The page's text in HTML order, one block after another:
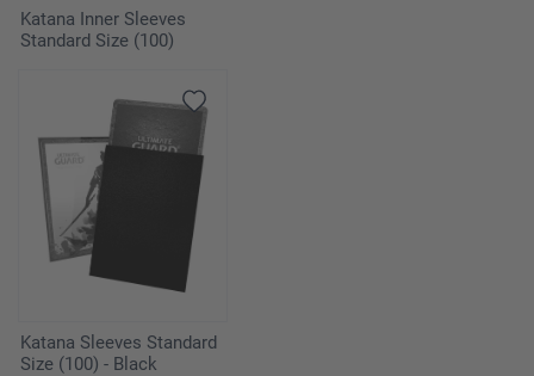
Katana Inner Sleeves
Standard Size (100)
Katana Sleeves Standard
Size (100) - Black